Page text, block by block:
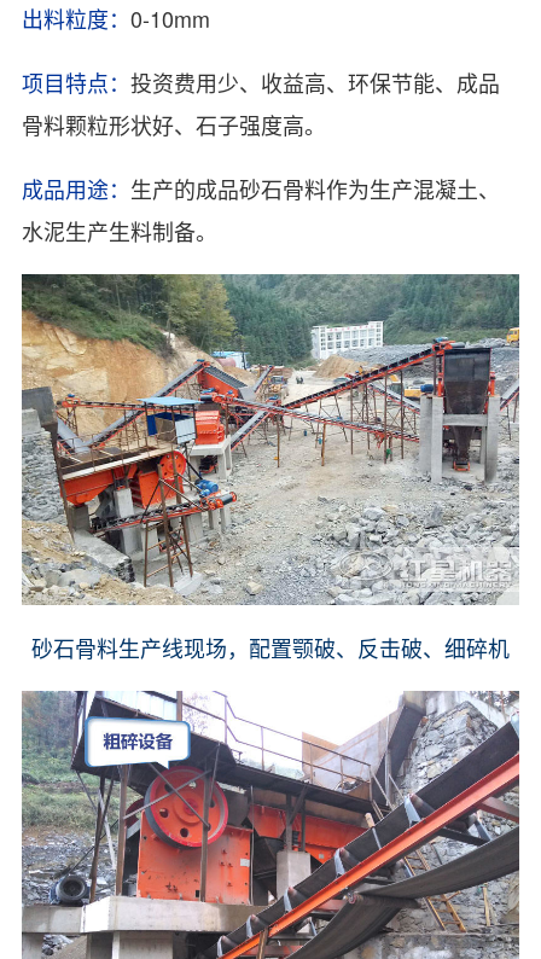
出料粒度： 0-10mm
项目特点： 投资费用少、收益高、环保节能、成品
骨料颗粒形状好、石子强度高。
成品用途： 生产的成品砂石骨料作为生产混凝土、
水泥生产生料制备。
砂石骨料生产线现场，配置颚破、反击破、细碎机